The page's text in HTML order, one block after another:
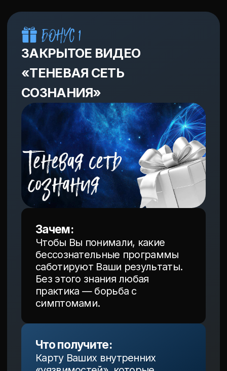
Что получите:
Опыт глубокого катарсиса и
перезагрузки, после которого
изменения становятся
необратимыми. И Вы
становитесь их автором.
ХОЧУ НА КУРС!
«До» и «После»